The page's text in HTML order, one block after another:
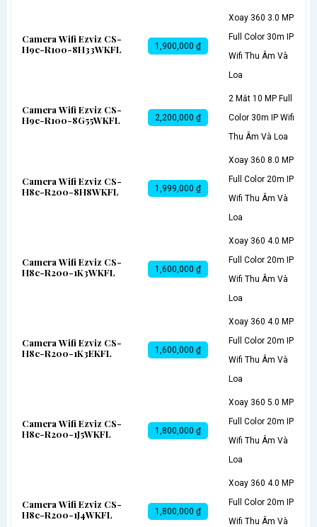
Camera Wifi Ezviz CS-
H9c-R100-8H33WKFL
1,900,000 ₫
Xoay 360 3.0 MP
Full Color 30m IP
Wifi Thu Âm Và
Loa
Camera Wifi Ezviz CS-
H9c-R100-8G55WKFL
2,200,000 ₫
2 Mắt 10 MP Full
Color 30m IP Wifi
Thu Âm Và Loa
Camera Wifi Ezviz CS-
H8c-R200-8H8WKFL
1,999,000 ₫
Xoay 360 8.0 MP
Full Color 20m IP
Wifi Thu Âm Và
Loa
Camera Wifi Ezviz CS-
H8c-R200-1K3WKFL
1,600,000 ₫
Xoay 360 4.0 MP
Full Color 20m IP
Wifi Thu Âm Và
Loa
Camera Wifi Ezviz CS-
H8c-R200-1K3EKFL
1,600,000 ₫
Xoay 360 4.0 MP
Full Color 20m IP
Wifi Thu Âm Và
Loa
Camera Wifi Ezviz CS-
H8c-R200-1J5WKFL
1,800,000 ₫
Xoay 360 5.0 MP
Full Color 20m IP
Wifi Thu Âm Và
Loa
Camera Wifi Ezviz CS-
H8c-R200-1J4WKFL
1,800,000 ₫
Xoay 360 4.0 MP
Full Color 20m IP
Wifi Thu Âm Và